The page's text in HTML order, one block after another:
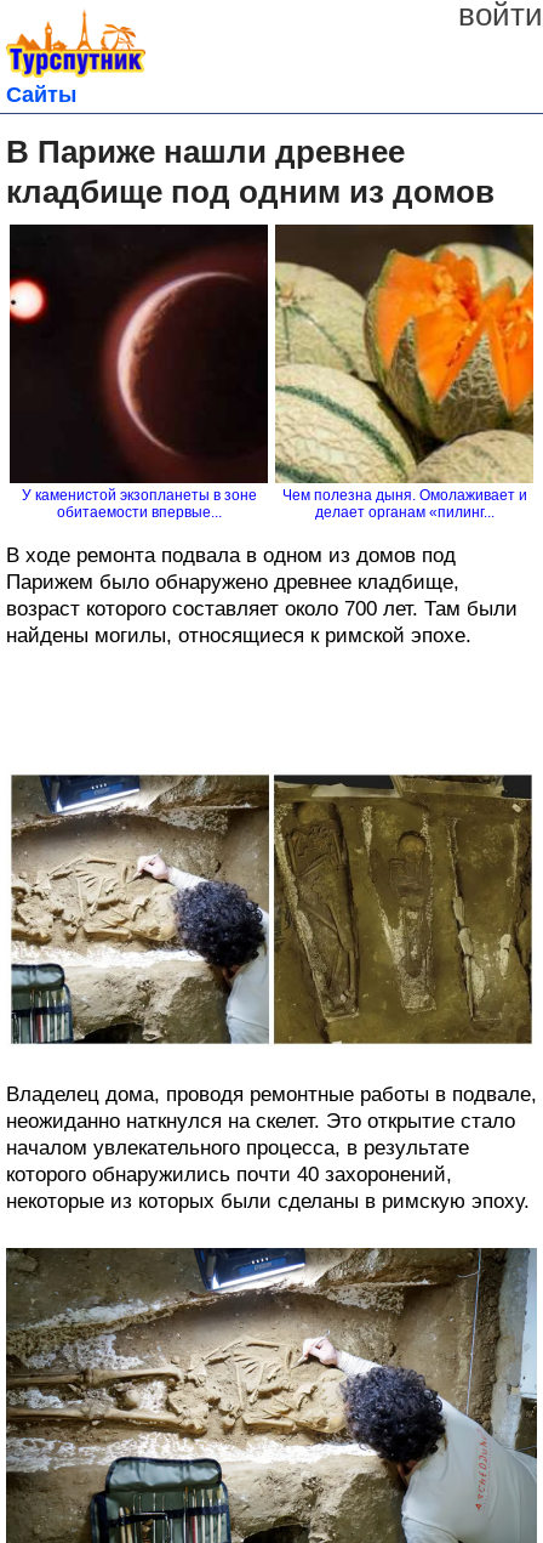
войти
Сайты
В Париже нашли древнее
кладбище под одним из домов
У каменистой экзопланеты в зоне
обитаемости впервые...
Чем полезна дыня. Омолаживает и
делает органам «пилинг...
В ходе ремонта подвала в одном из домов под
Парижем было обнаружено древнее кладбище,
возраст которого составляет около 700 лет. Там были
найдены могилы, относящиеся к римской эпохе.
Владелец дома, проводя ремонтные работы в подвале,
неожиданно наткнулся на скелет. Это открытие стало
началом увлекательного процесса, в результате
которого обнаружились почти 40 захоронений,
некоторые из которых были сделаны в римскую эпоху.